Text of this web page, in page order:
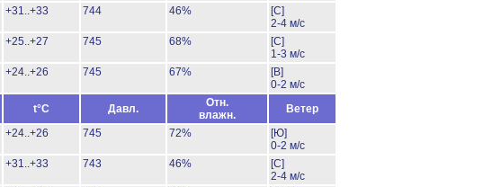
+31..+33 744 46%
[С]
2-4 м/с
+25..+27 745 68%
[С]
1-3 м/с
+24..+26 745 67%
[В]
0-2 м/с
t°C Давл.
Отн.
влажн.
Ветер
+24..+26 745 72%
[Ю]
0-2 м/с
+31..+33 743 46%
[С]
2-4 м/с